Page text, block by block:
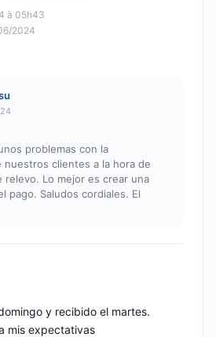
à 05h43
2024
problemas con la
nuestros clientes a la hora de
Lo mejor es crear una
pago. Saludos cordiales. El
y recibido el martes.
mis expectativas